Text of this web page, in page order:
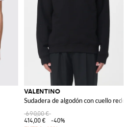
VALENTINO
Sudadera de algodón con cuello
690,00 €
414,00 €
-40%